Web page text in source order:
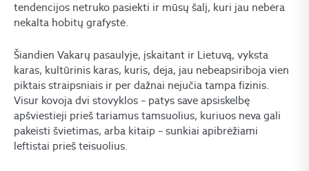
tendencijos netruko pasiekti ir mūsų šalį, kuri jau nebėra
nekalta hobitų grafystė.
Šiandien Vakarų pasaulyje, įskaitant ir Lietuvą, vyksta
karas, kultūrinis karas, kuris, deja, jau nebeapsiriboja vien
piktais straipsniais ir per dažnai nejučia tampa fizinis.
Visur kovoja dvi stovyklos – patys save apsiskelbę
apšviestieji prieš tariamus tamsuolius, kuriuos neva gali
pakeisti švietimas, arba kitaip – sunkiai apibrėžiami
leftistai prieš teisuolius.